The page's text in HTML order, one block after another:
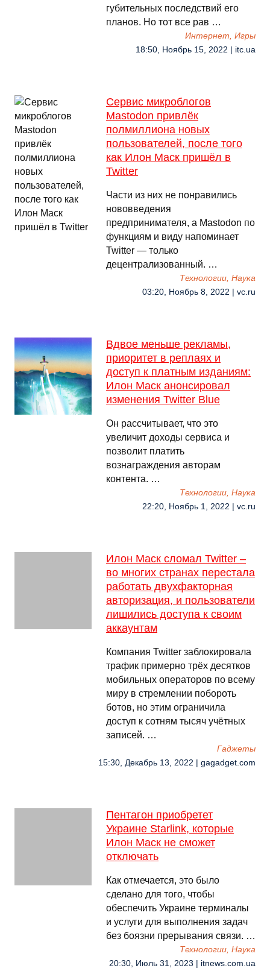
губительных последствий его
планов. Но тот все рав …
Интернет, Игры
18:50, Ноябрь 15, 2022 | itc.ua
Сервис микроблогов
Mastodon привлёк
полмиллиона новых
пользователей, после того
как Илон Маск пришёл в
Twitter
Части из них не понравились
нововведения
предпринимателя, а Mastodon по
функциям и виду напоминает
Twitter — только
децентрализованный. …
Технологии, Наука
03:20, Ноябрь 8, 2022 | vc.ru
Вдвое меньше рекламы,
приоритет в реплаях и
доступ к платным изданиям:
Илон Маск анонсировал
изменения Twitter Blue
Он рассчитывает, что это
увеличит доходы сервиса и
позволит платить
вознаграждения авторам
контента. …
Технологии, Наука
22:20, Ноябрь 1, 2022 | vc.ru
Илон Маск сломал Twitter –
во многих странах перестала
работать двухфакторная
авторизация, и пользователи
лишились доступа к своим
аккаунтам
Компания Twitter заблокировала
трафик примерно трёх десятков
мобильных операторов по всему
миру в стремлении побороть
ботов, но этим ограничила
доступ к сотням тысяч учётных
записей. …
Гаджеты
15:30, Декабрь 13, 2022 | gagadget.com
Пeнтагон приобретет
Украине Starlink, которые
Илон Маск не сможет
отключать
Как отмечается, это было
сделано для того, чтобы
обеспечить Украине терминалы
и услуги для выполнения задач
без боязни прерывания связи. …
Технологии, Наука
20:30, Июль 31, 2023 | itnews.com.ua